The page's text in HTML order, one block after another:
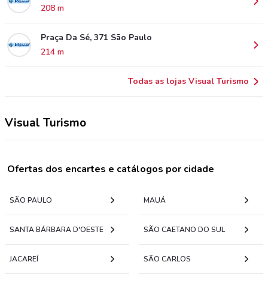
208 m
Praça Da Sé, 371 São Paulo
214 m
Todas as lojas Visual Turismo
Visual Turismo
Ofertas dos encartes e catálogos por cidade
SÃO PAULO MAUÁ
SANTA BÁRBARA D'OESTE SÃO CAETANO DO SUL
JACAREÍ SÃO CARLOS